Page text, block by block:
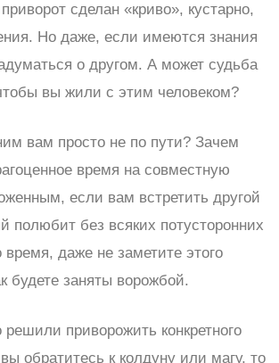
сделан «криво», кустарно,
Но даже, если имеются знания
о другом. А может судьба
вы жили с этим человеком?
вам просто не по пути? Зачем
время на совместную
если вам встретить другой
полюбит без всяких потусторонних
даже не заметите этого
будете заняты ворожбой.
приворожить конкретного
обратитесь к колдуну или магу, то